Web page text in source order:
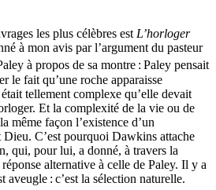
les plus célèbres estL’horloger
à mon avis par l’argument du pasteur
à propos de sa montre : Paley pensait
le fait qu’une roche apparaisse
tellement complexe qu’elle devait
Et la complexité de la vie ou de
même façon l’existence d’un
Dieu. C’est pourquoi Dawkins attache
qui, pour lui, a donné, à travers la
alternative à celle de Paley. Il y a
aveugle : c’est la sélection naturelle.